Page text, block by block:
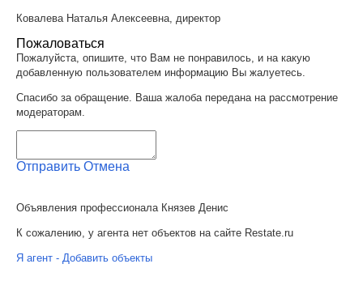
Ковалева Наталья Алексеевна, директор
Пожаловаться
Пожалуйста, опишите, что Вам не понравилось, и на какую
добавленную пользователем информацию Вы жалуетесь.
Спасибо за обращение. Ваша жалоба передана на рассмотрение
модераторам.
Отправить Отмена
Объявления профессионала Князев Денис
К сожалению, у агента нет объектов на сайте Restate.ru
Я агент - Добавить объекты